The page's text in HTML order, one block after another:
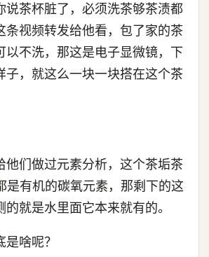
说茶杯脏了，必须洗茶够茶渍都
条视频转发给他看，包了家的茶
以不洗，那这是电子显微镜，下
子，就这么一块一块搭在这个茶
他们做过元素分析，这个茶垢茶
是有机的碳氧元素，那剩下的这
的就是水里面它本来就有的。
啥呢？